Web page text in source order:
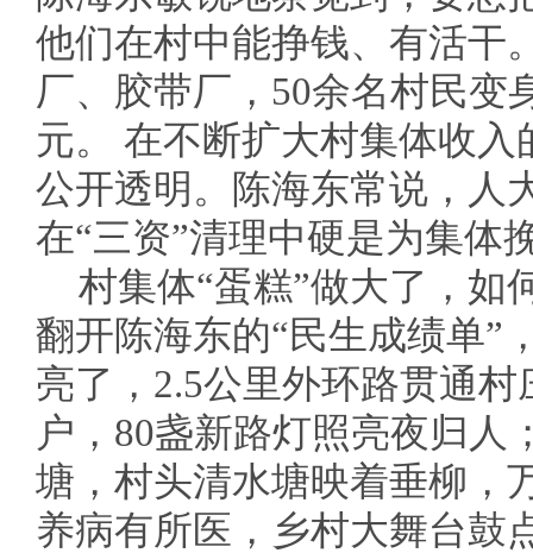
他们在村中能挣钱、有活干
厂、胶带厂，50余名村民变
元。 在不断扩大村集体收
公开透明。陈海东常说，人
在“三资”清理中硬是为集体
村集体“蛋糕”做大了，如
翻开陈海东的“民生成绩单”
亮了，2.5公里外环路贯通
户，80盏新路灯照亮夜归人
塘，村头清水塘映着垂柳，
养病有所医，乡村大舞台鼓